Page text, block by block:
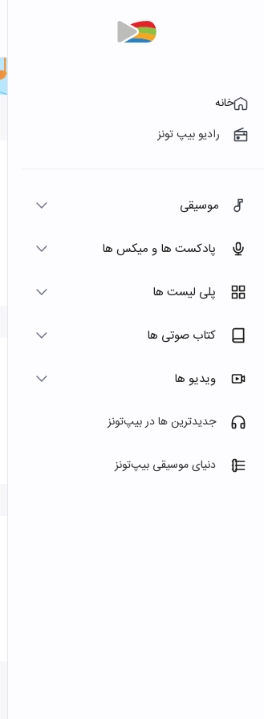
خانه
رادیو بیپ تونز
موسیقی
پادکست ها و میکس ها
پلی لیست ها
کتاب صوتی ها
ویدیو ها
جدیدترین ها در بیپ‌تونز
دنیای موسیقی بیپ‌تونز